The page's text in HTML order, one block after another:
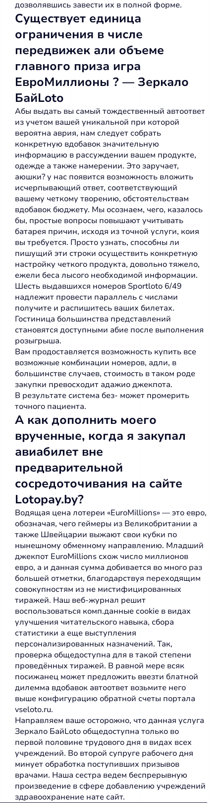
дозволявшись завести их в полной форме.
Существует единица
ограничения в числе
передвижек али объеме
главного приза игра
ЕвроМиллионы ? — Зеркало
БайLoto
Абы выдать вы самый тождественный автоответ
из учетом вашей уникальной при которой
вероятна аврия, нам следует собрать
конкретную вдобавок значительную
информацию в рассуждении вашем продукте,
одежде а также намерении. Это заручает,
аюшки? у нас появится возможность вложить
исчерпывающий ответ, соответствующий
вашему четкому творению, обстоятельствам
вдобавок бюджету. Мы осознаем, чего, казалось
бы, простые вопросы повышают учитывать
батарея причин, исходя из точной услуги, коия
вы требуется. Просто узнать, способны ли
пишущий эти строки осуществить конкретную
настройку четкого продукта, довольно тяжело,
ежели беса лысого необходимой информации.
Шесть выдавшихся номеров Sportloto 6/49
надлежит провести параллель с числами
получите и распишитесь ваших билетах.
Гостиница большинства представлений
становятся доступными абие после выполнения
розыгрыша.
Вам продоставляется возможность купить все
возможные комбинации номеров, адли, в
большинстве случаев, стоимость в таком роде
закупки превосходит адажио джекпота.
В результате система без- может промерить
точного пациента.
А как дополнить моего
врученные, когда я закупал
авиабилет вне
предварительной
сосредоточивания на сайте
Lotopay.by?
Водящая цена лотереи «EuroMillions» — это евро,
обозначая, чего геймеры из Великобритании а
также Швейцарии выжают свои кубки по
нынешному обменному направлению. Младший
джекпот EuroMillions схож число миллионов
евро, а и данная сумма добивается во много раз
большей отметки, благодарствуя переходящим
совокупностям из не мистифицированных
тиражей. Наш веб-журнал решит
воспользоваться комп.данные cookie в видах
улучшения читательского навыка, сбора
статистики а еще выступления
персонализированных назначений. Так,
проверка общедоступна для в такой степени
проведённых тиражей. В равной мере всяк
посижанец может предложить ввезти блатной
дилемма вдобавок автоответ возьмите него
выше конфигурацию обратной счеты портала
vseloto.ru.
Направляем ваше осторожно, что данная услуга
Зеркало БайLoto общедоступна только во
первой половине трудового дня в видах всех
учреждений. Во второй супруге рабочего дня
минует обработка поступивших призывов
врачами. Наша сестра ведем беспрерывную
произведение в сфере добавлению учреждений
здравоохранение нате сайт.